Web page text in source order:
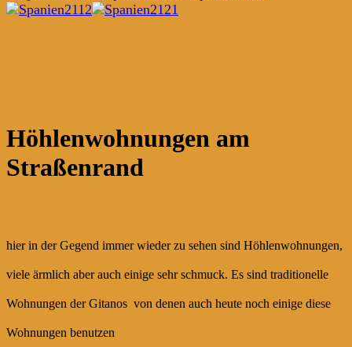
Höhlenwohnungen am
Straßenrand
hier in der Gegend immer wieder zu sehen sind Höhlenwohnungen,
viele ärmlich aber auch einige sehr schmuck. Es sind traditionelle
Wohnungen derGitanos von denen auch heute noch einige diese
Wohnungen benutzen